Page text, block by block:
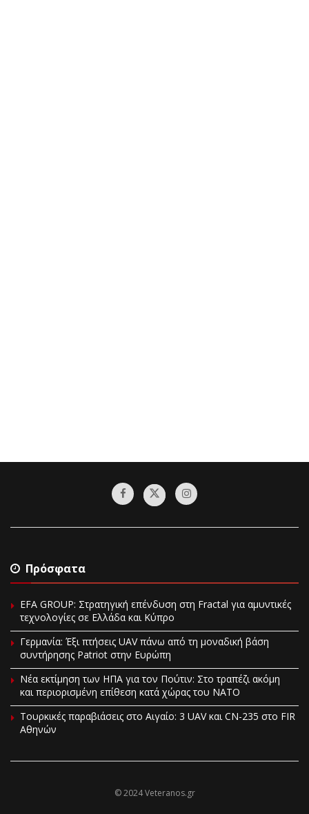
Πρόσφατα
EFA GROUP: Στρατηγική επένδυση στη Fractal για αμυντικές
τεχνολογίες σε Ελλάδα και Κύπρο
Γερμανία: Έξι πτήσεις UAV πάνω από τη μοναδική βάση
συντήρησης Patriot στην Ευρώπη
Νέα εκτίμηση των ΗΠΑ για τον Πούτιν: Στο τραπέζι ακόμη
και περιορισμένη επίθεση κατά χώρας του ΝΑΤΟ
Τουρκικές παραβιάσεις στο Αιγαίο: 3 UAV και CN-235 στο FIR
Αθηνών
© 2024 Veteranos.gr